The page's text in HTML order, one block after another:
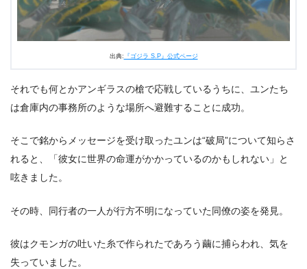
出典: 『ゴジラ S.P』公式ページ
それでも何とかアンギラスの槍で応戦しているうちに、ユンたち
は倉庫内の事務所のような場所へ避難することに成功。
そこで銘からメッセージを受け取ったユンは“破局”について知らさ
れると、「彼女に世界の命運がかかっているのかもしれない」と
呟きました。
その時、同行者の一人が行方不明になっていた同僚の姿を発見。
彼はクモンガの吐いた糸で作られたであろう繭に捕らわれ、気を
失っていました。